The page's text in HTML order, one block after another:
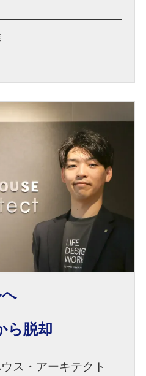
ら脱却
ス・アーキテクト